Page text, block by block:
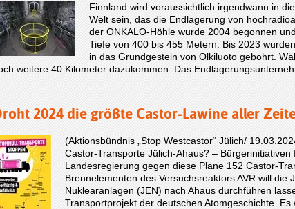
Finnland wird voraussichtlich irgendwann in
Welt sein, das die Endlagerung von
der ONKALO-Höhle wurde 2004 begonnen
Tiefe von 400 bis 455 Metern. Bis 2023
in das Grundgestein von Olkiluoto gebohrt.
weitere 40 Kilometer dazukommen. Das
2024 die größte Castor-Lawine aller
(Aktionsbündnis „Stop Westcastor“ Jülich/
Castor-Transporte Jülich-Ahaus? ‒
Landesregierung gegen diese Pläne 152 Castor-
Brennelementen des Versuchsreaktors AVR will die
Nuklearanlagen (JEN) nach Ahaus durchführen
Transportprojekt der deutschen Atomgeschichte. Es